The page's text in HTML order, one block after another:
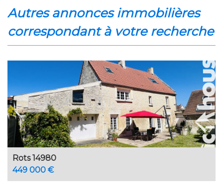
autres annonces immobilières
correspondant à votre recherche
Rots 14980
449 000 €